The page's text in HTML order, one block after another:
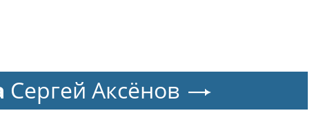
Сергей Аксёнов